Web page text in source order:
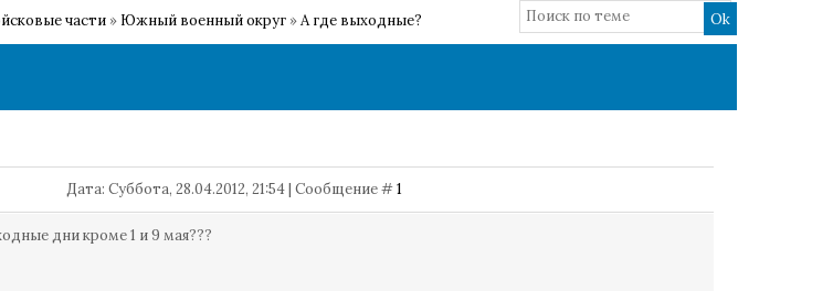
части » Южный военный округ »А где выходные?
Дата: Суббота, 28.04.2012, 21:54 | Сообщение #1
дни кроме 1 и 9 мая???